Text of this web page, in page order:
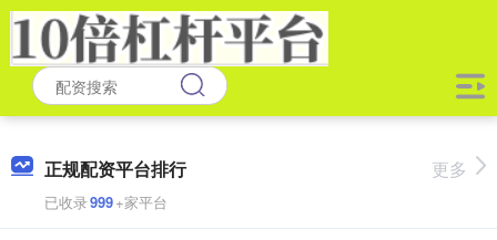
正规配资平台排行
已收录999+家平台
更多